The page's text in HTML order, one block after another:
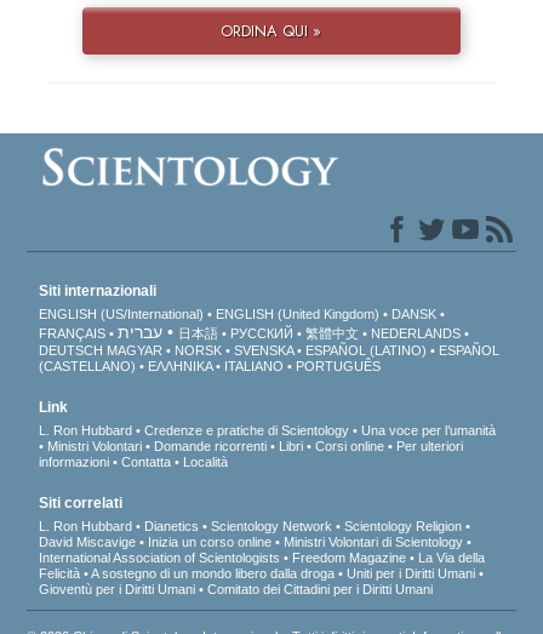
ORDINA QUI »
Siti internazionali
ENGLISH (US/International) ENGLISH (United Kingdom)
DANSK
FRANÇAIS
עברית 日本語 РУССКИЙ 繁體中文
NEDERLANDS
DEUTSCH MAGYAR NORSK SVENSKA ESPAÑOL (LATINO)
ESPAÑOL
(CASTELLANO)
ΕΛΛΗΝΙΚA ITALIANO PORTUGUÊS
Link
L. Ron Hubbard Credenze e pratiche di Scientology
Una voce per l’umanità
Ministri Volontari
Domande ricorrenti Libri Corsi online
Per ulteriori
informazioni
Contatta Località
Siti correlati
L. Ron Hubbard Dianetics Scientology Network
Scientology Religion
David Miscavige
Inizia un corso online
Ministri Volontari di Scientology
International Association of Scientologists
Freedom Magazine
La Via della
Felicità
A sostegno di un mondo libero dalla droga
Uniti per i Diritti Umani
Gioventù per i Diritti Umani
Comitato dei Cittadini per i Diritti Umani